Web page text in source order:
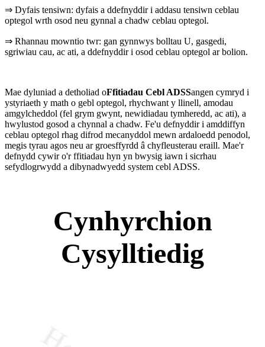
⇒ Dyfais tensiwn: dyfais a ddefnyddir i addasu tensiwn ceblau
optegol wrth osod neu gynnal a chadw ceblau optegol.
⇒ Rhannau mowntio twr: gan gynnwys bolltau U, gasgedi,
sgriwiau cau, ac ati, a ddefnyddir i osod ceblau optegol ar bolion.
Mae dyluniad a detholiad oFfitiadau Cebl ADSSangen cymryd i
ystyriaeth y math o gebl optegol, rhychwant y llinell, amodau
amgylcheddol (fel grym gwynt, newidiadau tymheredd, ac ati), a
hwylustod gosod a chynnal a chadw. Fe'u defnyddir i amddiffyn
ceblau optegol rhag difrod mecanyddol mewn ardaloedd penodol,
megis tyrau agos neu ar groesffyrdd â chyfleusterau eraill. Mae'r
defnydd cywir o'r ffitiadau hyn yn bwysig iawn i sicrhau
sefydlogrwydd a dibynadwyedd system cebl ADSS.
Cynhyrchion
Cysylltiedig